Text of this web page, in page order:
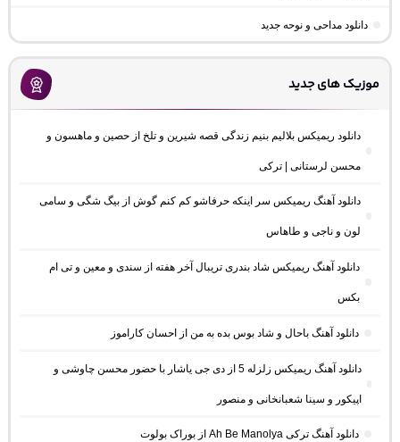
دانلود مداحی و نوحه جدید
موزیک های جدید
دانلود ریمیکس بلالیم بنیم زندگی قصه شیرین و تلخ از حصین و ماهسون و
محسن لرستانی | ترکی
دانلود آهنگ ریمیکس سر اینکه حرفاشو کم کنم گوش از بیگ شگی و سامی
لون و ناجی و طاهاس
دانلود آهنگ ریمیکس شاد بندری تریبال آخر هفته از سندی و معین و تی ام
بکس
دانلود آهنگ باحال و شاد بوس بده به من از احسان کاراموز
دانلود آهنگ ریمیکس زلزله 5 از دی جی یاشار با حضور محسن چاوشی و
اپیکور و سینا شعبانخانی و منصور
دانلود آهنگ ترکی Ah Be Manolya از بوراک بولوت